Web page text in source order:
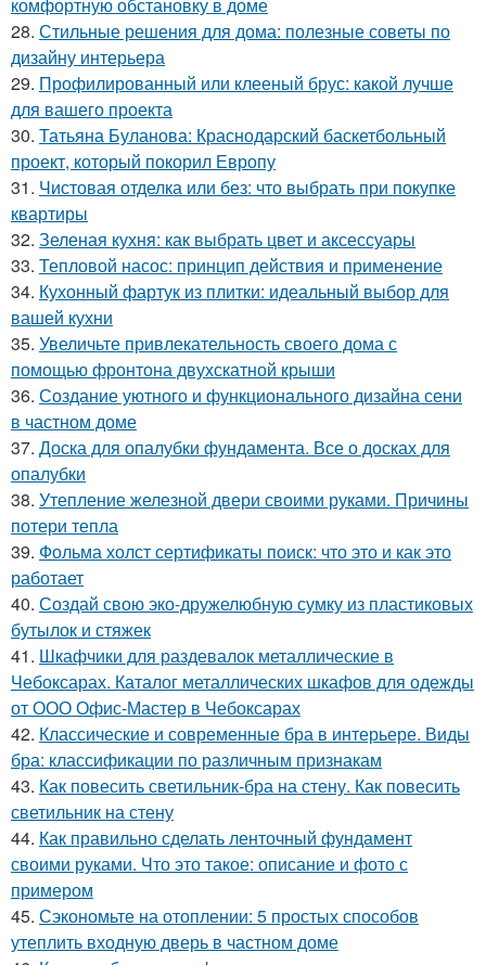
28. Стильные решения для дома: полезные советы по
дизайну интерьера
29. Профилированный или клееный брус: какой лучше
для вашего проекта
30. Татьяна Буланова: Краснодарский баскетбольный
проект, который покорил Европу
31. Чистовая отделка или без: что выбрать при покупке
квартиры
32. Зеленая кухня: как выбрать цвет и аксессуары
33. Тепловой насос: принцип действия и применение
34. Кухонный фартук из плитки: идеальный выбор для
вашей кухни
35. Увеличьте привлекательность своего дома с
помощью фронтона двухскатной крыши
36. Создание уютного и функционального дизайна сени
в частном доме
37. Доска для опалубки фундамента. Все о досках для
опалубки
38. Утепление железной двери своими руками. Причины
потери тепла
39. Фольма холст сертификаты поиск: что это и как это
работает
40. Создай свою эко-дружелюбную сумку из пластиковых
бутылок и стяжек
41. Шкафчики для раздевалок металлические в
Чебоксарах. Каталог металлических шкафов для одежды
от ООО Офис-Мастер в Чебоксарах
42. Классические и современные бра в интерьере. Виды
бра: классификации по различным признакам
43. Как повесить светильник-бра на стену. Как повесить
светильник на стену
44. Как правильно сделать ленточный фундамент
своими руками. Что это такое: описание и фото с
примером
45. Сэкономьте на отоплении: 5 простых способов
утеплить входную дверь в частном доме